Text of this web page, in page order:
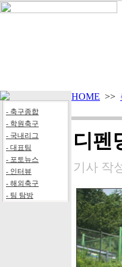
- 축구종합
- 학원축구
- 국내리그
- 대표팀
- 포토뉴스
- 인터뷰
- 해외축구
- 팀 탐방
HOME >>
디펜
기사 작